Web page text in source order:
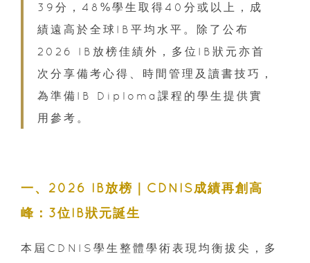
39分，48%學生取得40分或以上，成
績遠高於全球IB平均水平。除了公布
2026 IB放榜佳績外，多位IB狀元亦首
次分享備考心得、時間管理及讀書技巧，
為準備IB Diploma課程的學生提供實
用參考。
一、2026 IB放榜｜CDNIS成績再創高
峰：3位IB狀元誕生
本屆CDNIS學生整體學術表現均衡拔尖，多